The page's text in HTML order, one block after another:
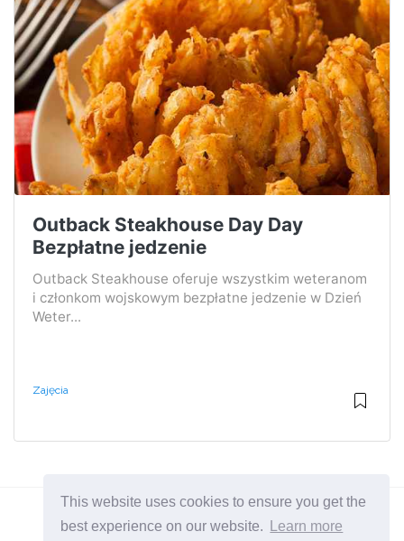
This website uses cookies to ensure you get the
best experience on our website.
Learn more
Outback Steakhouse Day Day
Bezpłatne jedzenie
Outback Steakhouse oferuje wszystkim weteranom
i członkom wojskowym bezpłatne jedzenie w Dzień
Weter...
Zajęcia